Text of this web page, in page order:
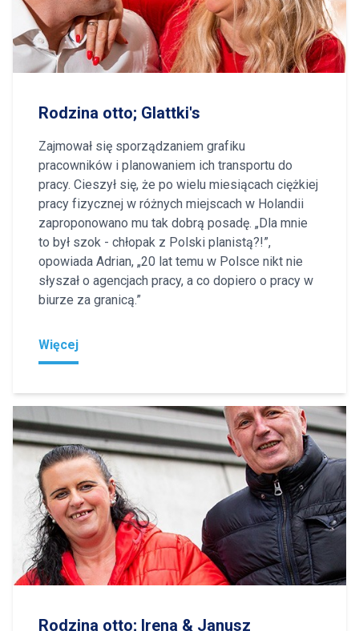
Rodzina otto; Glattki's
Zajmował się sporządzaniem grafiku
pracowników i planowaniem ich transportu do
pracy. Cieszył się, że po wielu miesiącach ciężkiej
pracy fizycznej w różnych miejscach w Holandii
zaproponowano mu tak dobrą posadę. „Dla mnie
to był szok - chłopak z Polski planistą?!”,
opowiada Adrian, „20 lat temu w Polsce nikt nie
słyszał o agencjach pracy, a co dopiero o pracy w
biurze za granicą.”
Więcej
Rodzina otto; Irena & Janusz